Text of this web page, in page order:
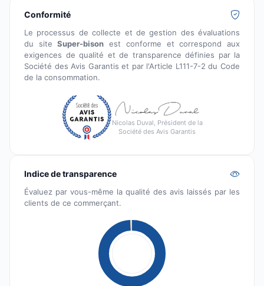
Conformité
Le processus de collecte et de gestion des évaluations
du siteSuper-bison est conforme et correspond aux
exigences de qualité et de transparence définies par la
Société des Avis Garantis et par l'Article L111-7-2 du Code
de la consommation.
Nicolas Duval, Président de la
Société des Avis Garantis
Indice de transparence
Évaluez par vous-même la qualité des avis laissés par les
clients de ce commerçant.